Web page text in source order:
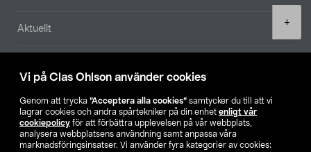
Vi på Clas Ohlson använder cookies
Genom att trycka ”Acceptera alla cookies” samtycker du till att vi
lagrar cookies och andra spårtekniker på din enhet enligt vår
cookiepolicy för att förbättra upplevelsen på vår webbplats,
analysera webbplatsens användning samt anpassa våra
marknadsföringsinsatser. Vi använder fyra kategorier av cookies:
+
Aktuellt
Hitta butik
SE NO FI